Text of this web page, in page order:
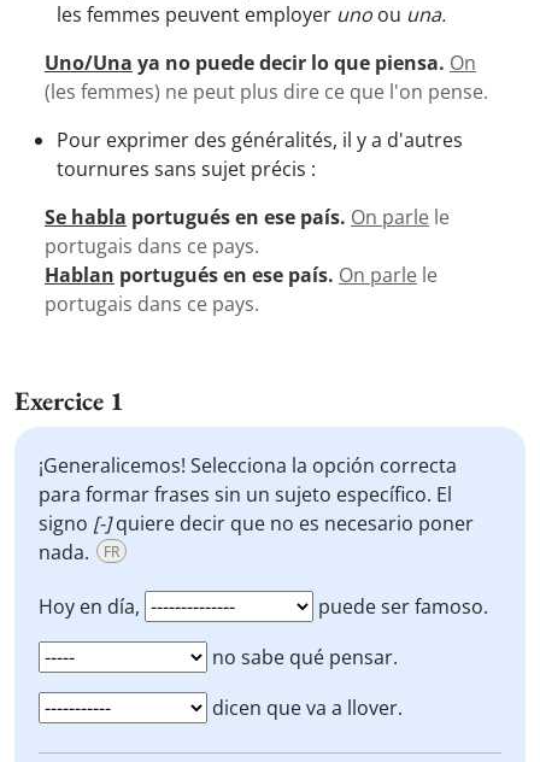
les femmes peuvent employer uno ou una.
Uno/Una ya no puede decir lo que piensa. On
(les femmes) ne peut plus dire ce que l'on pense.
Pour exprimer des généralités, il y a d'autres
tournures sans sujet précis :
Se habla portugués en ese país. On parle le
portugais dans ce pays.
Hablan portugués en ese país. On parle le
portugais dans ce pays.
Exercice 1
¡Generalicemos! Selecciona la opción correcta
para formar frases sin un sujeto específico. El
signo [-]quiere decir que no es necesario poner
nada.
FR
Hoy en día,
puede ser famoso.
no sabe qué pensar.
dicen que va a llover.